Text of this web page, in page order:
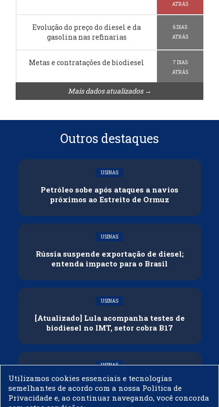
ATRÁS
Evolução do preço do diesel e da
gasolina nas refinarias
6 DIAS
ATRÁS
Metas e contratações de biodiesel
7 DIAS
ATRÁS
Mais dados atualizados →
Outros destaques
USINAS
Petróleo sobe após ataques a navios
próximos ao Estreito de Ormuz
USINAS
Rússia suspende exportação de diesel;
entenda impacto para o Brasil
USINAS
[Atualizado] Lula acompanha testes de
biodiesel no IMT, setor cobra B17
USINAS
Governo adia reunião sobre mistura de
etanol na gasolina
Utilizamos cookies essenciais e tecnologias
semelhantes de acordo com a nossa Política de
Privacidade e, ao continuar navegando, você concorda